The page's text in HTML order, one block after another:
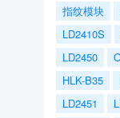
指纹模块
LD2410S
LD2450
HLK-B35
LD2451